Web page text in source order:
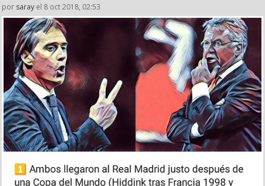
por saray el 8 oct 2018, 02:53